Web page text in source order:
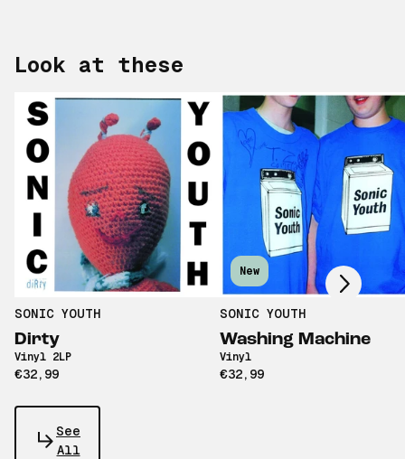
Look at these
SONIC YOUTH
Dirty
Vinyl 2LP
€32,99
New
SONIC YOUTH
Washing Machine
Vinyl
€32,99
Scroll right
See
All